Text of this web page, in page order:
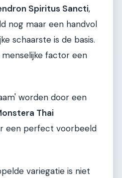
Spiritus Sancti,
nog maar een handvol
schaarste is de basis.
factor een
worden door een
Thai
een perfect voorbeeld
variegatie is niet